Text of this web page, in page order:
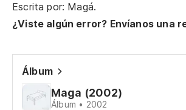
Escrita por: Magá.
¿Viste algún error? Envíanos una
Álbum
Maga (2002)
Álbum • 2002